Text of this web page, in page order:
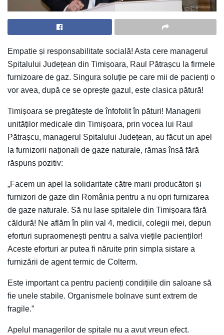
Empatie și responsabilitate socială! Asta cere managerul
Spitalului Județean din Timișoara, Raul Pătrașcu la firmele
furnizoare de gaz. Singura soluție pe care mii de pacienți o
vor avea, după ce se oprește gazul, este clasica pătură!
Timișoara se pregătește de înfofolit în pături! Managerii
unităților medicale din Timișoara, prin vocea lui Raul
Pătrașcu, managerul Spitalului Județean, au făcut un apel
la furnizorii naționali de gaze naturale, rămas însă fără
răspuns pozitiv:
„Facem un apel la solidaritate către marii producători și
furnizori de gaze din România pentru a nu opri furnizarea
de gaze naturale. Să nu lase spitalele din Timișoara fără
căldură! Ne aflăm în plin val 4, medicii, colegii mei, depun
eforturi supraomenești pentru a salva viețile pacienților!
Aceste eforturi ar putea fi năruite prin simpla sistare a
furnizării de agent termic de Colterm.
Este important ca pentru pacienți condițiile din saloane să
fie unele stabile. Organismele bolnave sunt extrem de
fragile.”
Apelul managerilor de spitale nu a avut vreun efect.